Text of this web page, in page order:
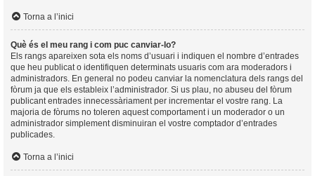
Torna a l’inici
Què és el meu rang i com puc canviar-lo?
Els rangs apareixen sota els noms d’usuari i indiquen el nombre d’entrades
que heu publicat o identifiquen determinats usuaris com ara moderadors i
administradors. En general no podeu canviar la nomenclatura dels rangs del
fòrum ja que els estableix l’administrador. Si us plau, no abuseu del fòrum
publicant entrades innecessàriament per incrementar el vostre rang. La
majoria de fòrums no toleren aquest comportament i un moderador o un
administrador simplement disminuiran el vostre comptador d’entrades
publicades.
Torna a l’inici